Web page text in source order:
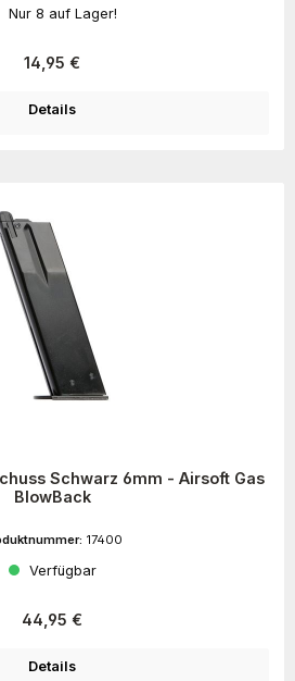
Nur 8 auf Lager!
Regulärer Preis:
14,95 €
Details
Schwarz 6mm - Airsoft Gas
BlowBack
17400
Verfügbar
Regulärer Preis:
44,95 €
Details